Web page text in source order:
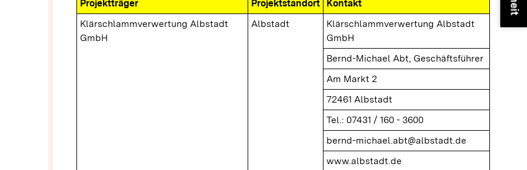
Projektträger Projektstandort
Kontakt
Klärschlammverwertung Albstadt
GmbH
Albstadt
Klärschlammverwertung Albstadt
GmbH
Bernd-Michael Abt, Geschäftsführer
Am Markt 2
72461 Albstadt
Tel.: 07431 / 160 - 3600
bernd-michael.abt@albstadt.de
www.albstadt.de